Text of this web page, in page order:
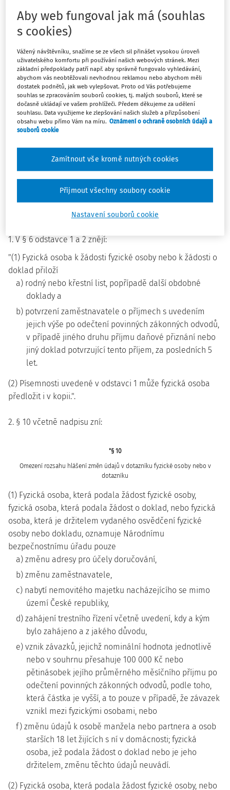
400/2016 Sb.
ze dne 6. prosince 2016,
kterou se mění vyhláška č. 363/2011 Sb., o personální
bezpečnosti a o bezpečnostní způsobilosti, ve znění
vyhlášky č. 415/2013 Sb.
Národní bezpečnostní úřad stanoví podle § 135 písm. c), h)
a j) zákona č. 412/2005 Sb., o ochraně utajovaných
informací a o bezpečnostní způsobilosti, ve znění zákona č.
Čl.I
Vyhláška č. 363/2011 Sb., o personální bezpečnosti a o
bezpečnostní způsobilosti, ve znění vyhlášky č. 415/2013
Sb., se mění takto:
1. V § 6 odstavce 1 a 2 znějí:
"(1) Fyzická osoba k žádosti fyzické osoby nebo k žádosti o
doklad přiloží
a) rodný nebo křestní list, popřípadě další obdobné
doklady a
b) potvrzení zaměstnavatele o příjmech s uvedením
jejich výše po odečtení povinných zákonných odvodů,
v případě jiného druhu příjmu daňové přiznání nebo
jiný doklad potvrzující tento příjem, za posledních 5
let.
(2) Písemnosti uvedené v odstavci 1 může fyzická osoba
předložit i v kopii.".
2. § 10 včetně nadpisu zní:
"§ 10
Omezení rozsahu hlášení změn údajů v dotazníku fyzické osoby nebo v
dotazníku
(1) Fyzická osoba, která podala žádost fyzické osoby,
fyzická osoba, která podala žádost o doklad, nebo fyzická
osoba, která je držitelem vydaného osvědčení fyzické
osoby nebo dokladu, oznamuje Národnímu
bezpečnostnímu úřadu pouze
a) změnu adresy pro účely doručování,
b) změnu zaměstnavatele,
c) nabytí nemovitého majetku nacházejícího se mimo
území České republiky,
d) zahájení trestního řízení včetně uvedení, kdy a kým
bylo zahájeno a z jakého důvodu,
e) vznik závazků, jejichž nominální hodnota jednotlivě
nebo v souhrnu přesahuje 100 000 Kč nebo
pětinásobek jejího průměrného měsíčního příjmu po
odečtení povinných zákonných odvodů, podle toho,
která částka je vyšší, a to pouze v případě, že závazek
vznikl mezi fyzickými osobami, nebo
f) změnu údajů k osobě manžela nebo partnera a osob
starších 18 let žijících s ní v domácnosti; fyzická
osoba, jež podala žádost o doklad nebo je jeho
držitelem, změnu těchto údajů neuvádí.
(2) Fyzická osoba, která podala žádost fyzické osoby, nebo
Aby web fungoval jak má (souhlas
s cookies)
Vážený návštěvníku, snažíme se ze všech sil přinášet vysokou úroveň
uživatelského komfortu při používání našich webových stránek. Mezi
základní předpoklady patří např. aby správně fungovalo vyhledávání,
abychom vás neobtěžovali nevhodnou reklamou nebo abychom měli
dostatek podnětů, jak web vylepšovat. Proto od Vás potřebujeme
souhlas se zpracováním souborů cookies, tj. malých souborů, které se
dočasně ukládají ve vašem prohlížeči. Předem děkujeme za udělení
souhlasu. Data využijeme ke zlepšování našich služeb a přizpůsobení
obsahu webu přímo Vám na míru. Oznámení o ochraně osobních údajů a
souborů cookie
Nastavení souborů cookie
Zamítnout vše kromě nutných cookies
Přijmout všechny soubory cookie